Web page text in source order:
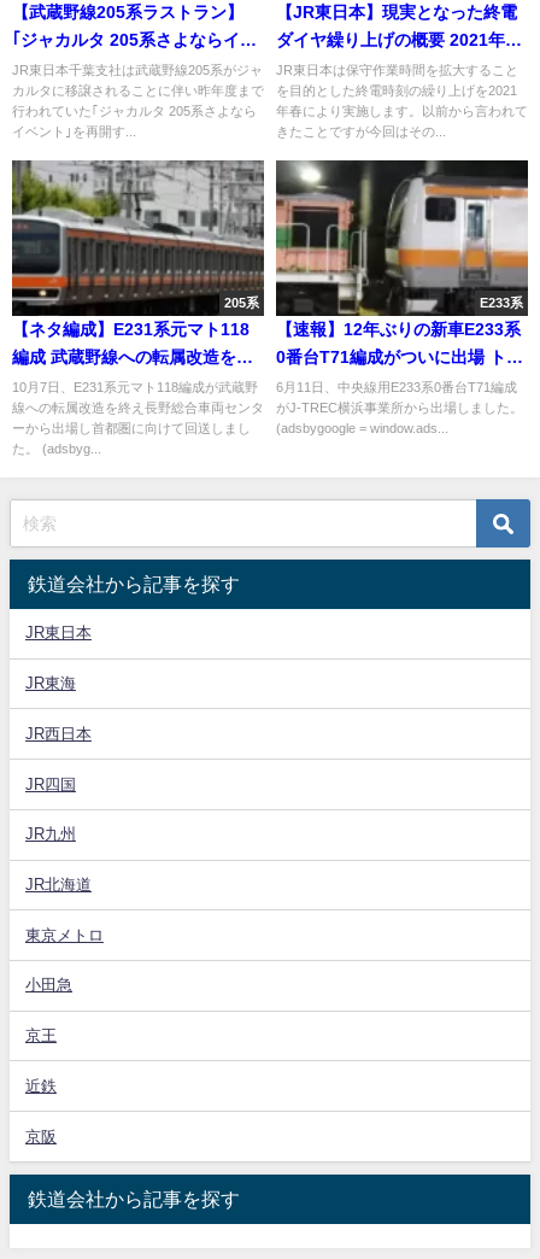
【武蔵野線205系ラストラン】
｢ジャカルタ 205系さよならイベ
ント｣は撮影マナー悪化で中止の
可能性 ｢遺恨なく｣送り出したい
と新習志野駅社員一同が鉄道フ
JR東日本千葉支社は武蔵野線205系がジャ
カルタに移譲されることに伴い昨年度まで
行われていた｢ジャカルタ 205系さよなら
イベント｣を再開す...
【JR東日本】現実となった終電
ダイヤ繰り上げの概要 2021年春
から実施 減便だけではなく増発
や臨時列車の運行も
JR東日本は保守作業時間を拡大すること
を目的とした終電時刻の繰り上げを2021
年春により実施します。以前から言われて
きたことですが今回はその...
205系
【ネタ編成】E231系元マト118
編成 武蔵野線への転属改造を終
えNN出場回送 E231系の転属は
これで見納め
10月7日、E231系元マト118編成が武蔵野
線への転属改造を終え長野総合車両センタ
ーから出場し首都圏に向けて回送しまし
た。 (adsbyg...
E233系
【速報】12年ぶりの新車E233系
0番台T71編成がついに出場 トイ
レは付いておらずグリーン車も
非対応か 京葉線転属疑惑やスジ
流出も
6月11日、中央線用E233系0番台T71編成
がJ-TREC横浜事業所から出場しました。
(adsbygoogle = window.ads...
鉄道会社から記事を探す
JR東日本
JR東海
JR西日本
JR四国
JR九州
JR北海道
東京メトロ
小田急
京王
近鉄
京阪
鉄道会社から記事を探す